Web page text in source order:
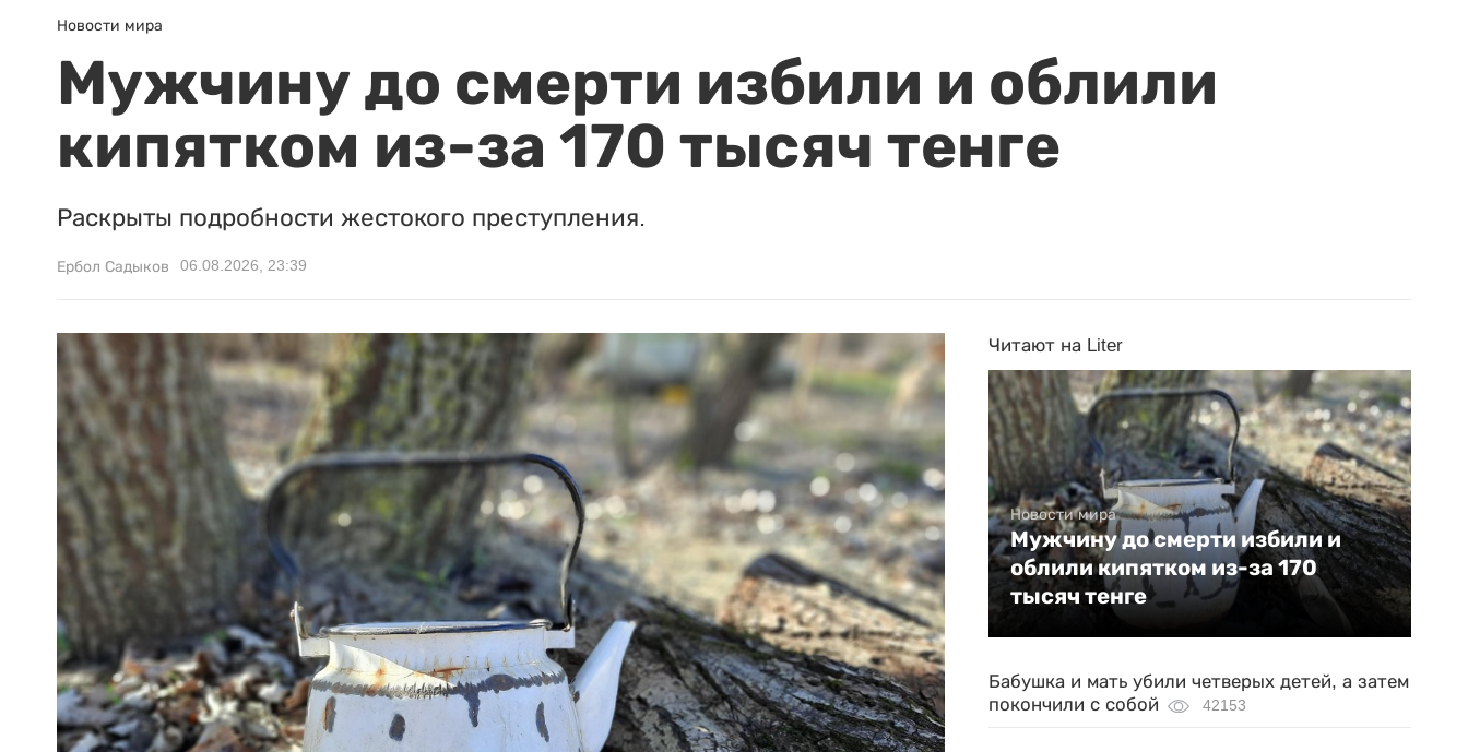
Новости мира
Мужчину до смерти избили и облили
кипятком из-за 170 тысяч тенге
Раскрыты подробности жестокого преступления.
Ербол Садыков 06.08.2026, 23:39
Читают на Liter
Новости мира
Мужчину до смерти избили и
облили кипятком из-за 170
тысяч тенге
Бабушка и мать убили четверых детей, а затем
покончили с собой
42153